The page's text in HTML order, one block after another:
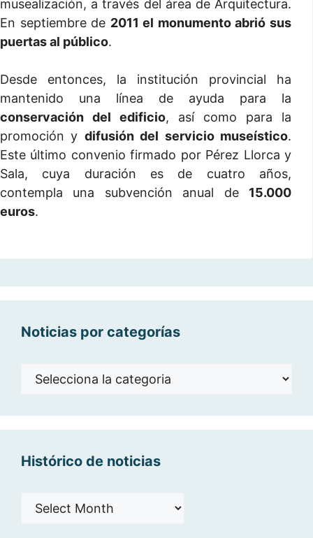
musealización, a través del área de Arquitectura.
En septiembre de 2011 el monumento abrió sus
puertas al público.
Desde entonces, la institución provincial ha
mantenido una línea de ayuda para la
conservación del edificio, así como para la
promoción y difusión del servicio museístico.
Este último convenio firmado por Pérez Llorca y
Sala, cuya duración es de cuatro años,
contempla una subvención anual de 15.000
euros.
Noticias por categorías
Noticias
Histórico de noticias
Histórico